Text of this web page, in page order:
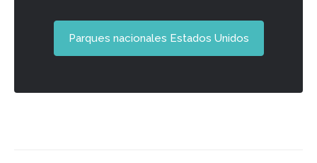
Parques nacionales Estados Unidos